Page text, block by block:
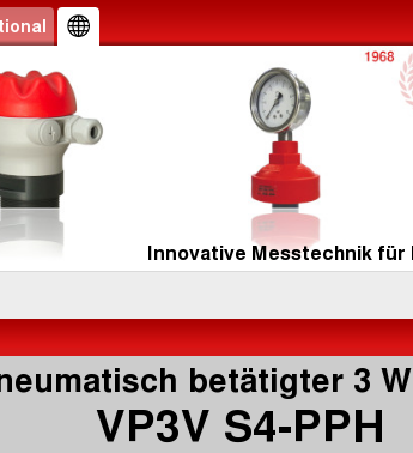
Innovative Messtechnik
betätigter 3
VP3V S4-PPH